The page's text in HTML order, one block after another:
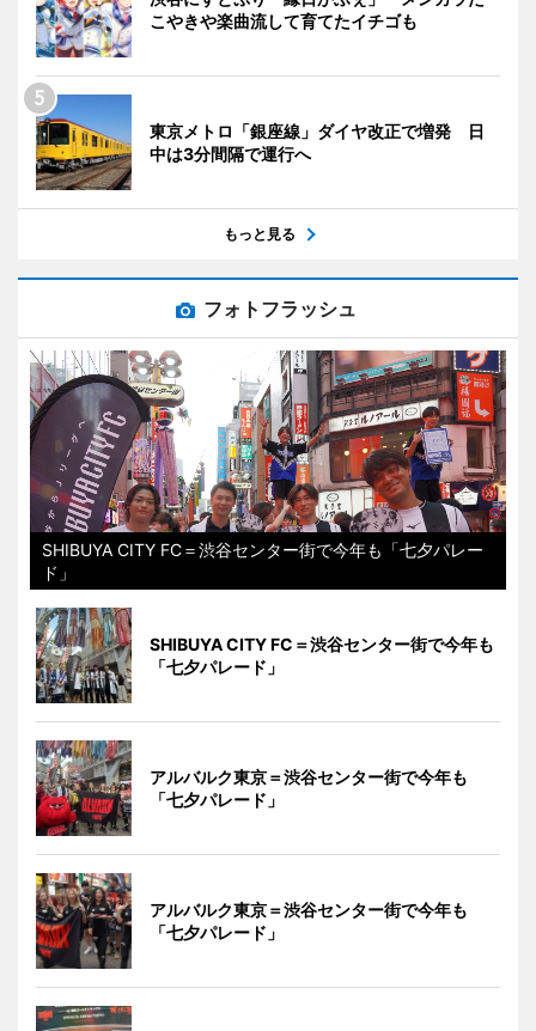
こやきや楽曲流して育てたイチゴも
東京メトロ「銀座線」ダイヤ改正で増発 日
中は3分間隔で運行へ
もっと見る
フォトフラッシュ
SHIBUYA CITY FC＝渋谷センター街で今年も「七夕パレー
ド」
SHIBUYA CITY FC＝渋谷センター街で今年も
「七夕パレード」
アルバルク東京＝渋谷センター街で今年も
「七夕パレード」
アルバルク東京＝渋谷センター街で今年も
「七夕パレード」